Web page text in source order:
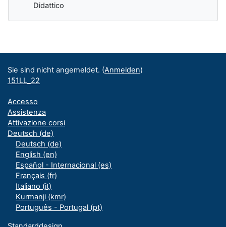
Didattico
Sie sind nicht angemeldet. (Anmelden)
151LL_22
Accesso
Assistenza
Attivazione corsi
Deutsch ‎(de)‎
Deutsch ‎(de)‎
English ‎(en)‎
Español - Internacional ‎(es)‎
Français ‎(fr)‎
Italiano ‎(it)‎
Kurmanji ‎(kmr)‎
Português - Portugal ‎(pt)‎